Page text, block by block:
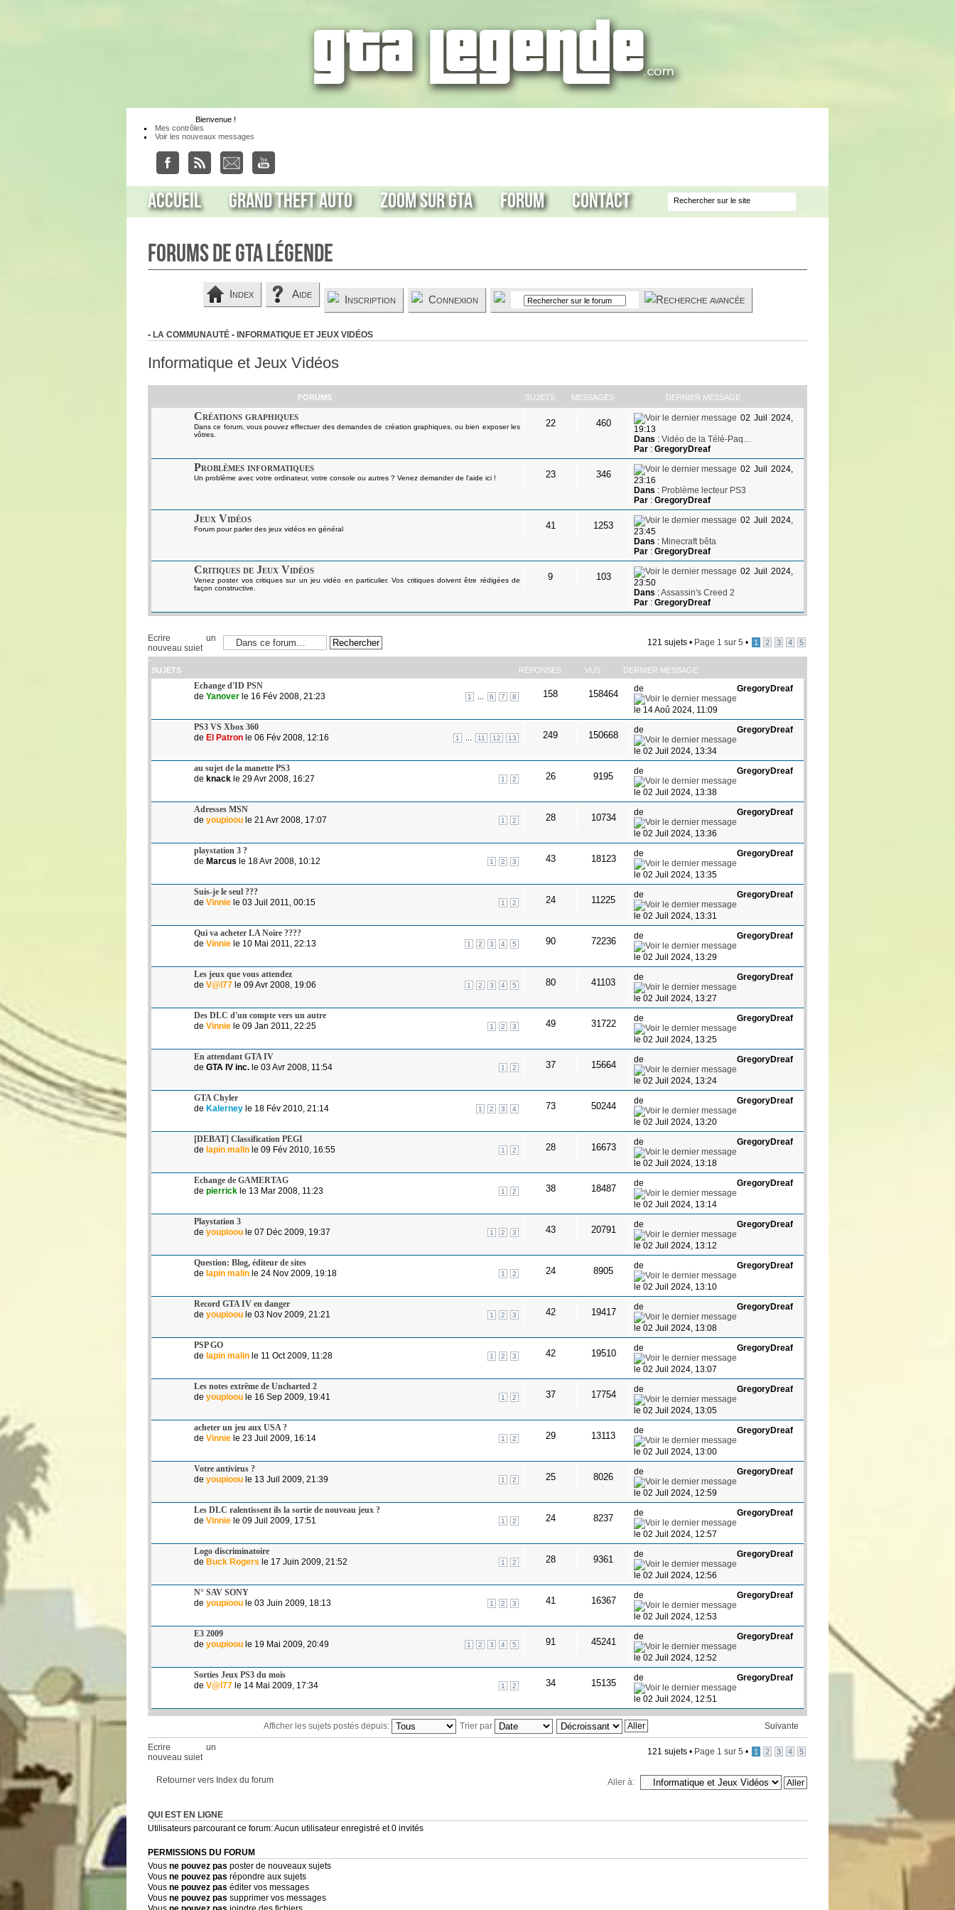
Bienvenue !
Mes contrôles
Voir les nouveaux messages
Accueil Grand Theft Auto Zoom sur GTA Forum Contact
Forums de GTA Légende
Index Aide Inscription Connexion
- LA COMMUNAUTÉ - INFORMATIQUE ET JEUX VIDÉOS
Informatique et Jeux Vidéos
FORUMS SUJETS MESSAGES DERNIER MESSAGE
Créations graphiques
Dans ce forum, vous pouvez effectuer des demandes de création graphiques, ou bien exposer les
vôtres.
22 460
02 Juil 2024,
19:13
Dans : Vidéo de la Télé-Paq…
Par: GregoryDreaf
Problèmes informatiques
Un problème avec votre ordinateur, votre console ou autres ? Venez demander de l'aide ici ! 23 346
02 Juil 2024,
23:16
Dans : Problème lecteur PS3
Par: GregoryDreaf
Jeux Vidéos
Forum pour parler des jeux vidéos en général 41 1253
02 Juil 2024,
23:45
Dans : Minecraft bêta
Par: GregoryDreaf
Critiques de Jeux Vidéos
Venez poster vos critiques sur un jeu vidéo en particulier. Vos critiques doivent être rédigées de
façon constructive.
9 103
02 Juil 2024,
23:50
Dans :Assassin's Creed 2
Par: GregoryDreaf
Ecrire un
nouveau sujet
121 sujets • Page 1 sur 5 • 1 2 3 4 5
SUJETS RÉPONSES VUS DERNIER MESSAGE
Echange d'ID PSN
1 6 7 8
de Yanover le 16 Fév 2008, 21:23 158 158464 deGregoryDreaf
le 14 Aoû 2024, 11:09
PS3 VS Xbox 360
1 11 12 13
de El Patron le 06 Fév 2008, 12:16 249 150668 deGregoryDreaf
le 02 Juil 2024, 13:34
au sujet de la manette PS3
1 2
de knack le 29 Avr 2008, 16:27 26 9195 deGregoryDreaf
le 02 Juil 2024, 13:38
Adresses MSN
1 2
de youpioou le 21 Avr 2008, 17:07 28 10734 deGregoryDreaf
le 02 Juil 2024, 13:36
playstation 3 ?
1 2 3
de Marcus le 18 Avr 2008, 10:12 43 18123 deGregoryDreaf
le 02 Juil 2024, 13:35
Suis-je le seul ???
1 2
de Vinnie le 03 Juil 2011, 00:15 24 11225 deGregoryDreaf
le 02 Juil 2024, 13:31
Qui va acheter LA Noire ????
1 2 3 4 5
de Vinnie le 10 Mai 2011, 22:13 90 72236 deGregoryDreaf
le 02 Juil 2024, 13:29
Les jeux que vous attendez
1 2 3 4 5
de V@l77 le 09 Avr 2008, 19:06 80 41103 deGregoryDreaf
le 02 Juil 2024, 13:27
Des DLC d'un compte vers un autre
1 2 3
de Vinnie le 09 Jan 2011, 22:25 49 31722 deGregoryDreaf
le 02 Juil 2024, 13:25
En attendant GTA IV
1 2
de GTA IV inc. le 03 Avr 2008, 11:54 37 15664 deGregoryDreaf
le 02 Juil 2024, 13:24
GTA Chyler
1 2 3 4
de Kalerney le 18 Fév 2010, 21:14 73 50244 deGregoryDreaf
le 02 Juil 2024, 13:20
[DEBAT] Classification PEGI
1 2
de lapin malin le 09 Fév 2010, 16:55 28 16673 deGregoryDreaf
le 02 Juil 2024, 13:18
Echange de GAMERTAG
1 2
de pierrick le 13 Mar 2008, 11:23 38 18487 deGregoryDreaf
le 02 Juil 2024, 13:14
Playstation 3
1 2 3
de youpioou le 07 Déc 2009, 19:37 43 20791 deGregoryDreaf
le 02 Juil 2024, 13:12
Question: Blog, éditeur de sites
1 2
de lapin malin le 24 Nov 2009, 19:18 24 8905 deGregoryDreaf
le 02 Juil 2024, 13:10
Record GTA IV en danger
1 2 3
de youpioou le 03 Nov 2009, 21:21 42 19417 deGregoryDreaf
le 02 Juil 2024, 13:08
PSP GO
1 2 3
de lapin malin le 11 Oct 2009, 11:28 42 19510 deGregoryDreaf
le 02 Juil 2024, 13:07
Les notes extrême de Uncharted 2
1 2
de youpioou le 16 Sep 2009, 19:41 37 17754 deGregoryDreaf
le 02 Juil 2024, 13:05
acheter un jeu aux USA ?
1 2
de Vinnie le 23 Juil 2009, 16:14 29 13113 deGregoryDreaf
le 02 Juil 2024, 13:00
Votre antivirus ?
1 2
de youpioou le 13 Juil 2009, 21:39 25 8026 deGregoryDreaf
le 02 Juil 2024, 12:59
Les DLC ralentissent ils la sortie de nouveau jeux ?
1 2
de Vinnie le 09 Juil 2009, 17:51 24 8237 deGregoryDreaf
le 02 Juil 2024, 12:57
Logo discriminatoire
1 2
de Buck Rogers le 17 Juin 2009, 21:52 28 9361 deGregoryDreaf
le 02 Juil 2024, 12:56
N° SAV SONY
1 2 3
de youpioou le 03 Juin 2009, 18:13 41 16367 deGregoryDreaf
le 02 Juil 2024, 12:53
E3 2009
1 2 3 4 5
de youpioou le 19 Mai 2009, 20:49 91 45241 deGregoryDreaf
le 02 Juil 2024, 12:52
Sorties Jeux PS3 du mois
1 2
de V@l77 le 14 Mai 2009, 17:34 34 15135 deGregoryDreaf
le 02 Juil 2024, 12:51
Suivante
Afficher les sujets postés depuis: Trier par
Ecrire un
nouveau sujet
121 sujets • Page 1 sur 5 • 1 2 3 4 5
Retourner vers Index du forum Aller à:
QUI EST EN LIGNE
Utilisateurs parcourant ce forum: Aucun utilisateur enregistré et 0 invités
PERMISSIONS DU FORUM
Vous ne pouvez pas poster de nouveaux sujets
Vous ne pouvez pas répondre aux sujets
Vous ne pouvez pas éditer vos messages
Vous ne pouvez pas supprimer vos messages